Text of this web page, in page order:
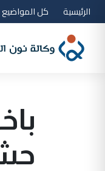
الرئيسية كل المواضيع